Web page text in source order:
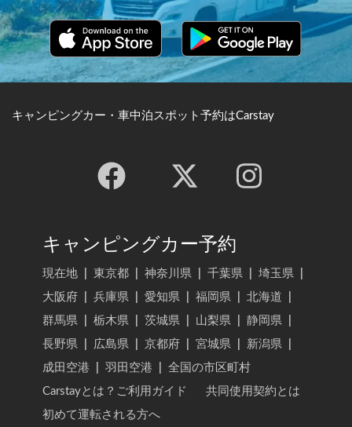
キャンピングカー・車中泊スポット予約はCarstay
キャンピングカー予約
現在地 東京都 神奈川県 千葉県 埼玉県
大阪府
兵庫県 愛知県 福岡県 北海道
群馬県
栃木県 茨城県 山梨県 静岡県
長野県
広島県 京都府 宮城県 新潟県
成田空港
羽田空港
全国の市区町村
Carstayとは？ご利用ガイド
共同使用契約とは
初めて運転される方へ